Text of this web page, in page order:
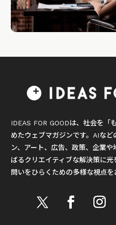
IDEAS FOR GOODは、社会を「
めたウェブマガジンです。AIな
ン、アート、広告、政策、企業
ばるクリエイティブな解決策に
問いをひらくための多様な視点を